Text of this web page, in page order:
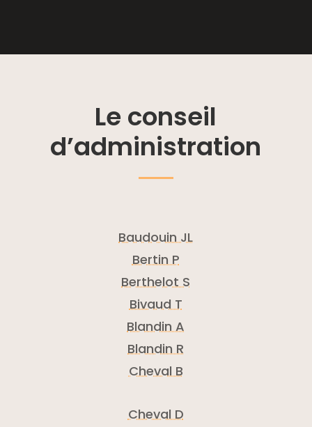
Le conseil
d’administration
Baudouin JL
Bertin P
Berthelot S
Bivaud T
Blandin A
Blandin R
Cheval B
Cheval D